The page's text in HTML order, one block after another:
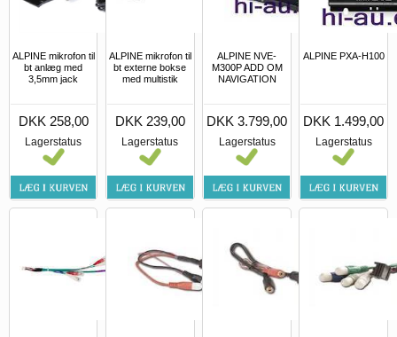
ALPINE mikrofon til
bt anlæg med
3,5mm jack
DKK 258,00
Lagerstatus
ALPINE mikrofon til
bt externe bokse
med multistik
DKK 239,00
Lagerstatus
ALPINE NVE-
M300P ADD OM
NAVIGATION
DKK 3.799,00
Lagerstatus
ALPINE PXA-H100
DKK 1.499,00
Lagerstatus